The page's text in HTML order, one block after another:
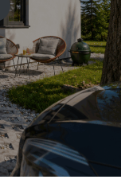
od
zł249.00
do
zł499.00